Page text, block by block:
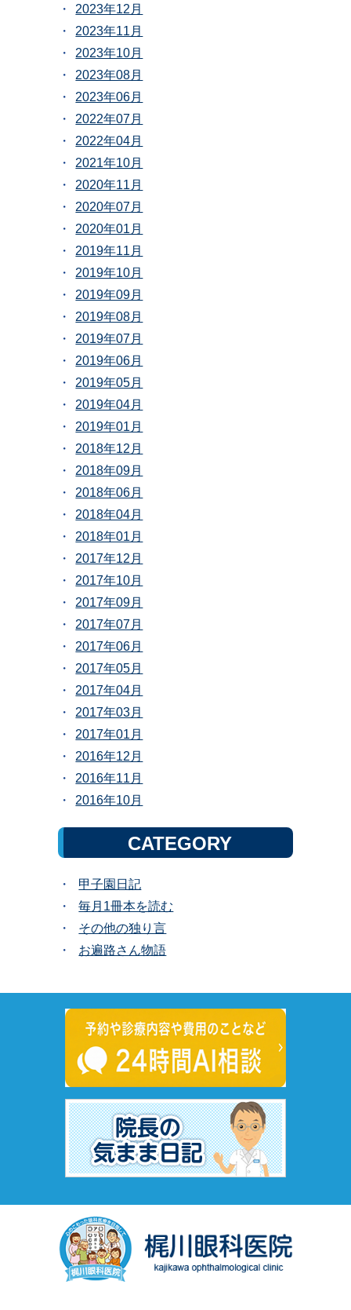
2023年12月
2023年11月
2023年10月
2023年08月
2023年06月
2022年07月
2022年04月
2021年10月
2020年11月
2020年07月
2020年01月
2019年11月
2019年10月
2019年09月
2019年08月
2019年07月
2019年06月
2019年05月
2019年04月
2019年01月
2018年12月
2018年09月
2018年06月
2018年04月
2018年01月
2017年12月
2017年10月
2017年09月
2017年07月
2017年06月
2017年05月
2017年04月
2017年03月
2017年01月
2016年12月
2016年11月
2016年10月
CATEGORY
甲子園日記
毎月1冊本を読む
その他の独り言
お遍路さん物語